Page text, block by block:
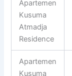
Apartemen
Kusuma
Atmadja
Residence
Apartemen
Kusuma